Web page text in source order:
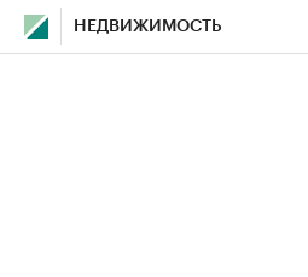
НЕДВИЖИМОСТЬ